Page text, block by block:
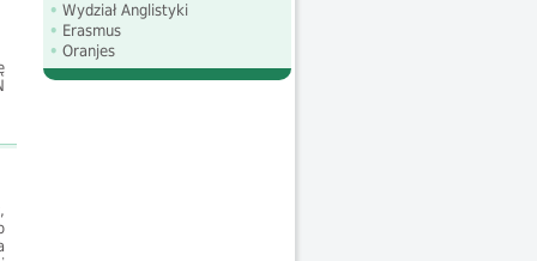
Wydział Anglistyki
Erasmus
Oranjes